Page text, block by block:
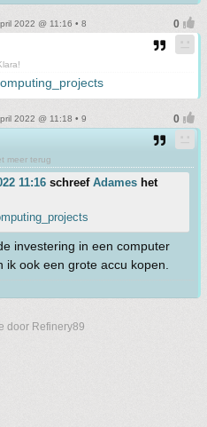
2022 @ 11:16 • 8
2022 @ 11:18 • 9
meer terug
11:16 schreef Adames het
investering in een computer
ook een grote accu kopen.
door Refinery89